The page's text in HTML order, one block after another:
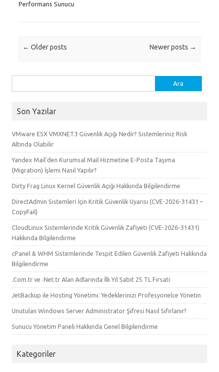
Performans Sunucu
Post navigation
← Older posts Newer posts →
Son Yazılar
VMware ESX VMXNET3 Güvenlik Açığı Nedir? Sistemleriniz Risk
Altında Olabilir
Yandex Mail’den Kurumsal Mail Hizmetine E-Posta Taşıma
(Migration) İşlemi Nasıl Yapılır?
Dirty Frag Linux Kernel Güvenlik Açığı Hakkında Bilgilendirme
DirectAdmin Sistemleri İçin Kritik Güvenlik Uyarısı (CVE-2026-31431 –
CopyFail)
CloudLinux Sistemlerinde Kritik Güvenlik Zafiyeti (CVE-2026-31431)
Hakkında Bilgilendirme
cPanel & WHM Sistemlerinde Tespit Edilen Güvenlik Zafiyeti Hakkında
Bilgilendirme
.Com.tr ve .Net.tr Alan Adlarında İlk Yıl Sabit 25 TL Fırsatı
JetBackup ile Hosting Yönetimi: Yedeklerinizi Profesyonelce Yönetin
Unutulan Windows Server Administrator Şifresi Nasıl Sıfırlanır?
Sunucu Yönetim Paneli Hakkında Genel Bilgilendirme
Kategoriler